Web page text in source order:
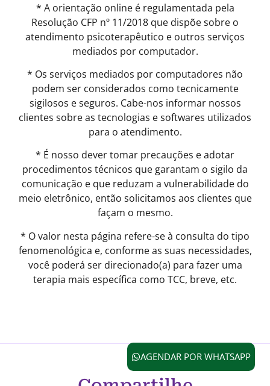
* A orientação online é regulamentada pela
Resolução CFP nº 11/2018 que dispõe sobre o
atendimento psicoterapêutico e outros serviços
mediados por computador.
* Os serviços mediados por computadores não
podem ser considerados como tecnicamente
sigilosos e seguros. Cabe-nos informar nossos
clientes sobre as tecnologias e softwares utilizados
para o atendimento.
* É nosso dever tomar precauções e adotar
procedimentos técnicos que garantam o sigilo da
comunicação e que reduzam a vulnerabilidade do
meio eletrônico, então solicitamos aos clientes que
façam o mesmo.
* O valor nesta página refere-se à consulta do tipo
fenomenológica e, conforme as suas necessidades,
você poderá ser direcionado(a) para fazer uma
terapia mais específica como TCC, breve, etc.
AGENDAR POR WHATSAPP